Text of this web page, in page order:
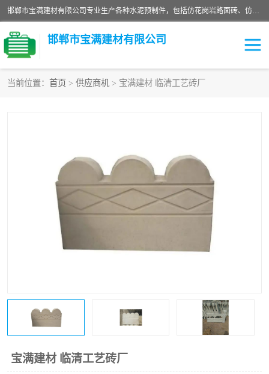
邯郸市宝满建材有限公司专业生产各种水泥预制件，包括仿花岗岩路面砖、仿花岗岩人行道砖、仿花岗岩路侧石、烧结砖、植草砖、码头砖连锁块、仿花岗岩路侧石、沙井盖、水泥盖板等各种水泥制品
邯郸市宝满建材有限公司
当前位置： 首页 > 供应商机 > 宝满建材 临清工艺砖厂
宝满建材 临清工艺砖厂
便道砖
花岗岩路岩石 盲道砖